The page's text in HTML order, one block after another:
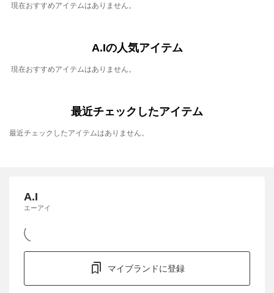
現在おすすめアイテムはありません。
A.Iの人気アイテム
現在おすすめアイテムはありません。
最近チェックしたアイテム
最近チェックしたアイテムはありません。
A.I
エーアイ
マイブランドに登録